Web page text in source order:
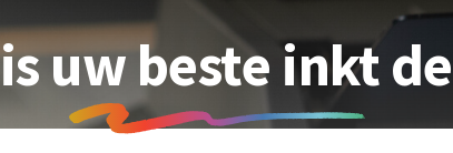
uw beste inkt